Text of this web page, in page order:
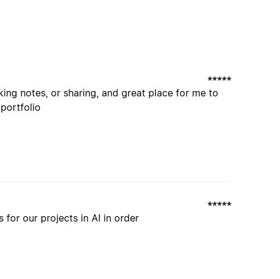
notes, or sharing, and great place for me to
portfolio
for our projects in AI in order